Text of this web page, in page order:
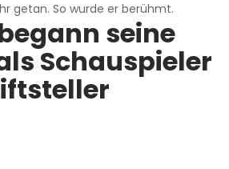
getan. So wurde er berühmt.
seine
Schauspieler